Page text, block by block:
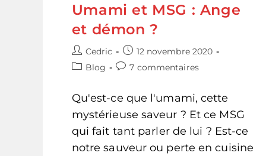
Umami et MSG : Ange
et démon ?
Auteur/autrice
de
Cedric
Publication
publiée :
12 novembre 2020
PostBlog
Commentaires
publication :
7 commentaires
Qu'est-ce que l'umami, cette
mystérieuse saveur ? Et ce MSG
qui fait tant parler de lui ? Est-ce
notre sauveur ou perte en cuisine